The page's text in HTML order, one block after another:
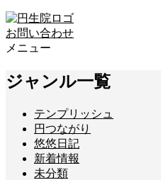
お問い合わせ
メニュー
ジャンル一覧
テンプリッシュ
円つながり
悠悠日記
新着情報
未分類